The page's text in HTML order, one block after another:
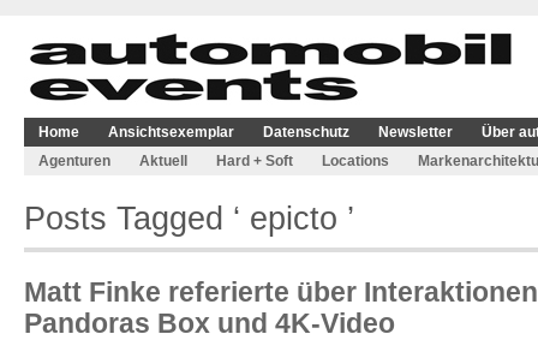
Home Ansichtsexemplar Datenschutz Newsletter
Über
Agenturen
Aktuell Hard + Soft Locations
Posts Tagged ‘ epicto ’
Matt Finke referierte über
Pandoras Box und 4K-Video